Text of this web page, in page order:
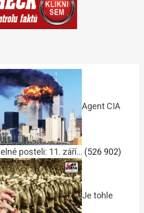
Agent CIA
posteli: 11. září… (526 902)
Je tohle